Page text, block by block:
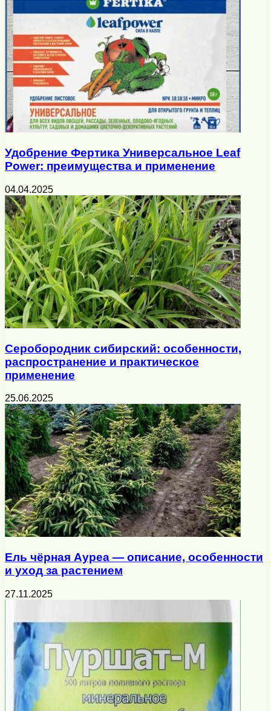
Удобрение Фертика Универсальное Leaf
Power: преимущества и применение
04.04.2025
Серобородник сибирский: особенности,
распространение и практическое
применение
25.06.2025
Ель чёрная Ауреа — описание, особенности
и уход за растением
27.11.2025